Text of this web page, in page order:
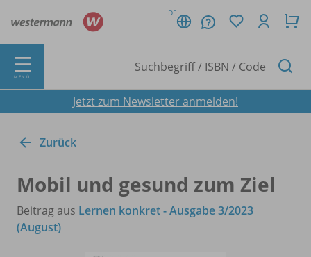
DE
MENÜ
Jetzt zum Newsletter anmelden!
Zurück
Mobil und gesund zum Ziel
Beitrag aus Lernen konkret - Ausgabe 3/2023
(August)